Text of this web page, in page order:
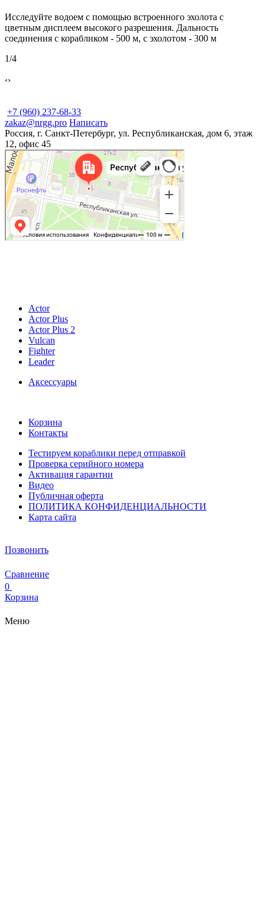
Исследуйте водоем с помощью встроенного эхолота с
цветным дисплеем высокого разрешения. Дальность
соединения с корабликом - 500 м, с эхолотом - 300 м
1/4
‹›
+7 (960) 237-68-33
zakaz@nrgg.pro Написать
Россия, г. Санкт-Петербург, ул. Республиканская, дом 6, этаж
12, офис 45
Actor
Actor Plus
Actor Plus 2
Vulcan
Fighter
Leader
Аксессуары
Корзина
Контакты
Тестируем кораблики перед отправкой
Проверка серийного номера
Активация гарантии
Видео
Публичная оферта
ПОЛИТИКА КОНФИДЕНЦИАЛЬНОСТИ
Карта сайта
Позвонить
Сравнение
0
Корзина
Меню